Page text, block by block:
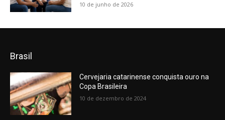
10 de junho de 2026
Brasil
Cervejaria catarinense conquista ouro na
Copa Brasileira
10 de dezembro de 2024